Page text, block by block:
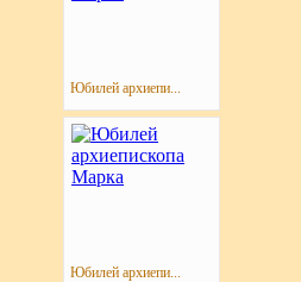
Юбилей архиепи...
Юбилей архиепи...